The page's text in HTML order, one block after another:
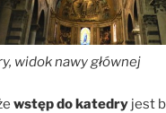
widok nawy głównej
wstęp do katedry jest